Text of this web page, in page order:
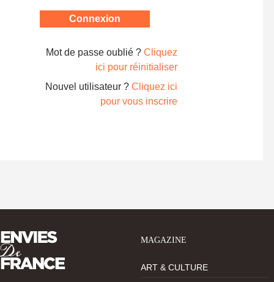
Mot de passe oublié ? Cliquez
ici pour réinitialiser
Nouvel utilisateur ? Cliquez ici
pour vous inscrire
MAGAZINE
ART & CULTURE